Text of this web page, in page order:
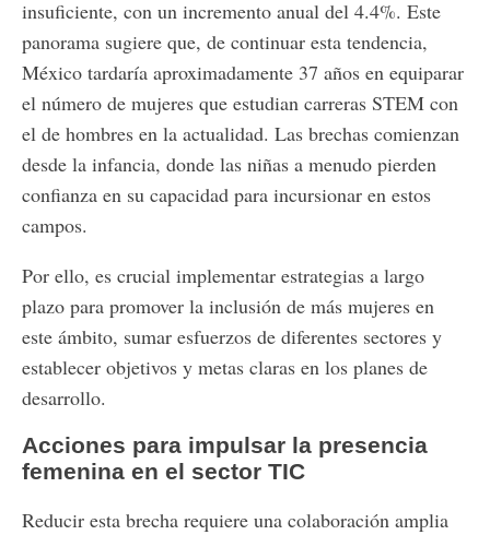
insuficiente, con un incremento anual del 4.4%. Este
panorama sugiere que, de continuar esta tendencia,
México tardaría aproximadamente 37 años en equiparar
el número de mujeres que estudian carreras STEM con
el de hombres en la actualidad. Las brechas comienzan
desde la infancia, donde las niñas a menudo pierden
confianza en su capacidad para incursionar en estos
campos.
Por ello, es crucial implementar estrategias a largo
plazo para promover la inclusión de más mujeres en
este ámbito, sumar esfuerzos de diferentes sectores y
establecer objetivos y metas claras en los planes de
desarrollo.
Acciones para impulsar la presencia
femenina en el sector TIC
Reducir esta brecha requiere una colaboración amplia